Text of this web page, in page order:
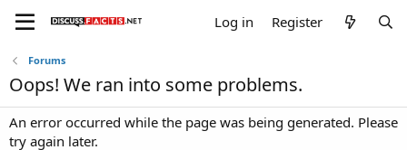
Log in Register
Forums
Oops! We ran into some problems.
An error occurred while the page was being generated. Please
try again later.